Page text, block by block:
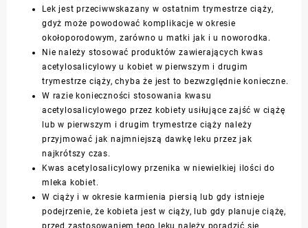
Lek jest przeciwwskazany w ostatnim trymestrze ciąży,
gdyż może powodować komplikacje w okresie
okołoporodowym, zarówno u matki jak i u noworodka.
Nie należy stosować produktów zawierających kwas
acetylosalicylowy u kobiet w pierwszym i drugim
trymestrze ciąży, chyba że jest to bezwzględnie konieczne.
W razie konieczności stosowania kwasu
acetylosalicylowego przez kobiety usiłujące zajść w ciążę
lub w pierwszym i drugim trymestrze ciąży należy
przyjmować jak najmniejszą dawkę leku przez jak
najkrótszy czas.
Kwas acetylosalicylowy przenika w niewielkiej ilości do
mleka kobiet.
W ciąży i w okresie karmienia piersią lub gdy istnieje
podejrzenie, że kobieta jest w ciąży, lub gdy planuje ciążę,
przed zastosowaniem tego leku należy poradzić się